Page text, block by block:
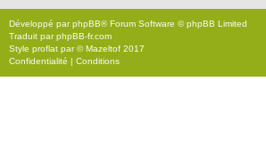
Développé parphpBB® Forum Software © phpBB Limited
Traduit parphpBB-fr.com
Style proflat par ©Mazeltof 2017
Confidentialité | Conditions